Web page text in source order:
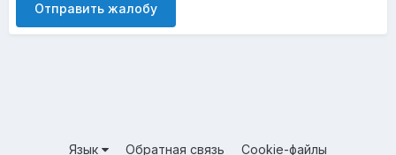
Отправить жалобу
Язык Обратная связь Cookie-файлы